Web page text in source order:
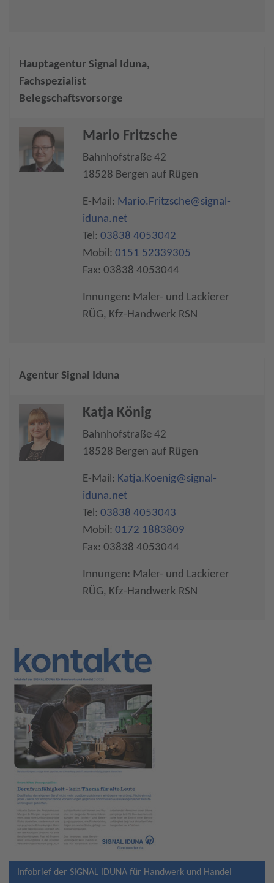
Hauptagentur Signal Iduna,
Fachspezialist
Belegschaftsvorsorge
Mario Fritzsche
Bahnhofstraße 42
18528 Bergen auf Rügen
E-Mail: Mario.Fritzsche@signal-
iduna.net
Tel: 03838 4053042
Mobil: 0151 52339305
Fax: 03838 4053044
Innungen: Maler- und Lackierer
RÜG, Kfz-Handwerk RSN
Agentur Signal Iduna
Katja König
Bahnhofstraße 42
18528 Bergen auf Rügen
E-Mail: Katja.Koenig@signal-
iduna.net
Tel: 03838 4053043
Mobil: 0172 1883809
Fax: 03838 4053044
Innungen: Maler- und Lackierer
RÜG, Kfz-Handwerk RSN
Infobrief der SIGNAL IDUNA für Handwerk und Handel